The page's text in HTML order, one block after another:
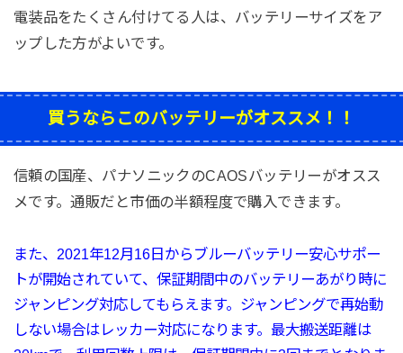
電装品をたくさん付けてる人は、バッテリーサイズをア
ップした方がよいです。
買うならこのバッテリーがオススメ！！
信頼の国産、パナソニックのCAOSバッテリーがオスス
メです。通販だと市価の半額程度で購入できます。
また、2021年12月16日から ブルーバッテリー安心サポー
トが開始されていて、 保証期間中のバッテリーあがり時に
ジャンピング対応してもらえます。ジャンピングで再始動
しない場合はレッカー対応になります。最大搬送距離は